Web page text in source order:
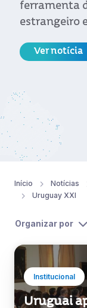
ferramenta
estrangeiro
Ver notícia
Início Notícias
Uruguay XXI
Organizar por
Institucional
Uruguai